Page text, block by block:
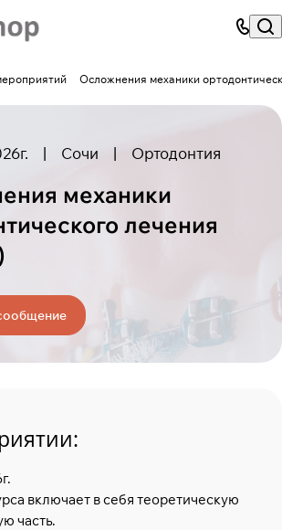
Осложнения механики
| Сочи | Ортодонтия
механики
лечения
включает в себя теоретическую
часть.